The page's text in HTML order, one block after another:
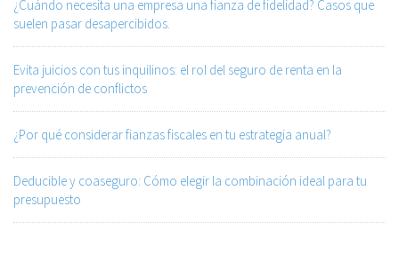
¿Cuándo necesita una empresa una fianza de fidelidad? Casos que
suelen pasar desapercibidos.
Evita juicios con tus inquilinos: el rol del seguro de renta en la
prevención de conflictos
¿Por qué considerar fianzas fiscales en tu estrategia anual?
Deducible y coaseguro: Cómo elegir la combinación ideal para tu
presupuesto